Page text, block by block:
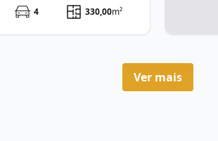
4 330,00m²
Ver mais